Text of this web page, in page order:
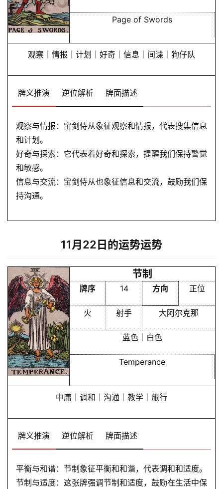
Page of Swords
观察｜情报｜计划｜好奇｜信息｜间谍｜狗仔队
牌义推演 逆位解析 牌面描述
观察与情报：宝剑侍从象征观察和情报，代表搜集信息
和计划。
好奇与探索：它代表着好奇和探索，提醒我们保持警觉
和敏感。
信息与交流：宝剑侍从也象征信息和交流，鼓励我们保
持沟通。
11月22日的运势运势
节制
牌序 14 方向 正位
火 射手 大阿尔克那
蓝色｜白色
Temperance
中庸｜调和｜沟通｜教学｜旅行
牌义推演 逆位解析 牌面描述
平衡与和谐：节制象征平衡和和谐，代表调和和适度。
节制与适度：这张牌强调节制和适度，鼓励在生活中保